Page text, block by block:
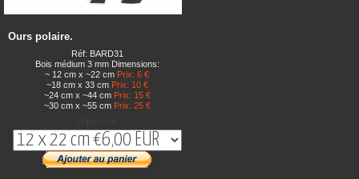
Ours polaire.
Réf: BARD31
Bois médium 3 mm Dimensions:
~ 12 cm x ~22 cm Prix: 6 €
~18 cm x 33 cm Prix: 10 €
~24 cm x ~44 cm Prix: 15 €
~30 cm x ~55 cm Prix: 25 €
Dimensions